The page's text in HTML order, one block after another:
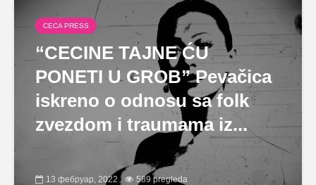
CECA PRESS
“CECINE TAJNE ĆU
PONETI U GROB” Pevačica
iskreno o odnosu sa folk
zvezdom i traumama iz...
13 фебруар, 2022 589 pregleda